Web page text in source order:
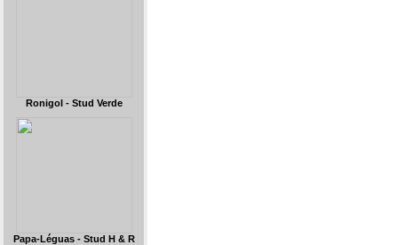
Ronigol - Stud Verde
Papa-Léguas - Stud H & R